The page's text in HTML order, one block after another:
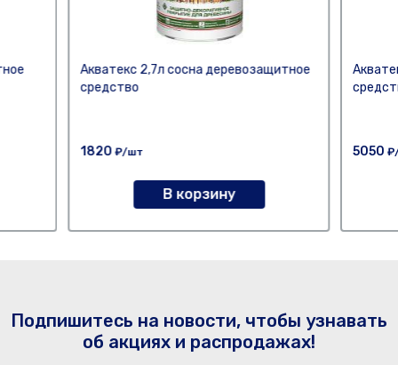
Акватекс 2,7л сосна деревозащитное
средство
1820 ₽/шт
В корзину
5050
Подпишитесь на новости, чтобы узнавать
об акциях и распродажах!